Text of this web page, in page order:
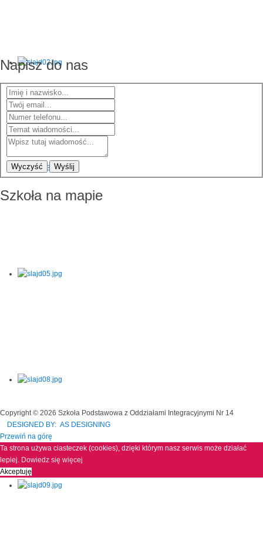
Napisz do nas
Wyczyść Wyślij
Szkoła na mapie
Copyright © 2026 Szkoła Podstawowa z Oddziałami Integracyjnymi Nr 14
DESIGNED BY: AS DESIGNING
Przewiń na górę
Ta strona używa ciasteczek (cookies), dzięki którym nasz serwis może działać
lepiej. Dowiedz się więcej
Akceptuję